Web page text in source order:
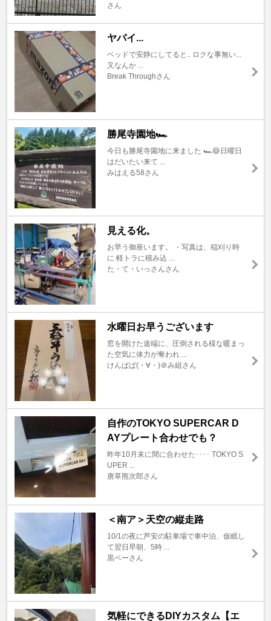
さん
ヤバイ...
ベッドで安静にしてると.. ロクな事無い...
又なんか ...
Break Throughさん
勝尾寺園地🏎️
今日も勝尾寺園地に来ました 🏎️😄日曜日
はだいたい来て ...
みはえる58さん
見える化。
お早う御座います。 ・写真は、稲刈り時
に 軽トラに積み込 ...
た・て・いっさんさん
水曜日お早うございます
窓を開けた途端に、圧倒される様な暖まっ
た空気に体力が奪われ ...
けんぱぱ(・∀・)＠み組さん
自作のTOKYO SUPERCAR D
AYプレート合わせでも？
昨年10月末に間に合わせた････ TOKYO S
UPER ...
唐草熊次郎さん
＜南ア＞天空の縦走路
10/1の夜に芦安の駐車場で車中泊、仮眠し
て翌日早朝、5時 ...
黒ベーさん
気軽にできるDIYカスタム【エ